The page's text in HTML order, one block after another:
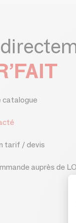
catalogue
tarif / devis
auprès de